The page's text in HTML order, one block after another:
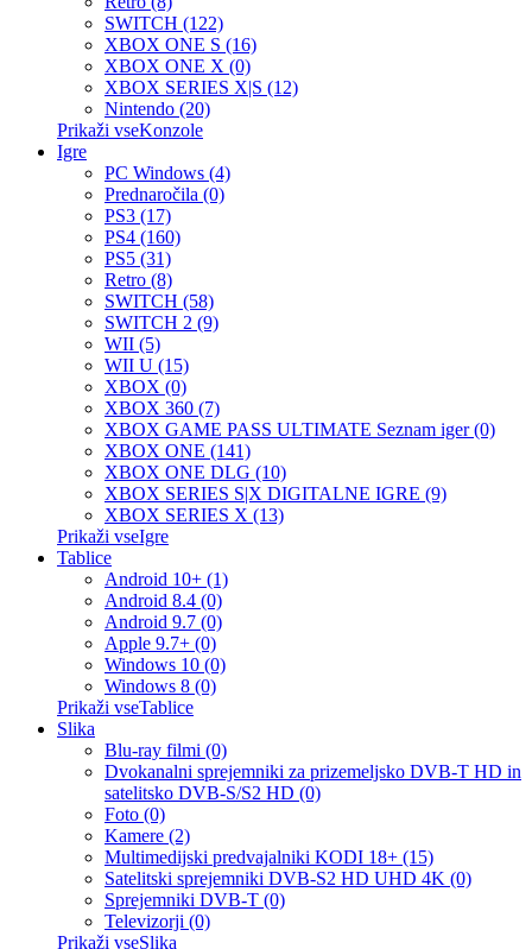
SWITCH (122)
XBOX ONE S (16)
XBOX ONE X (0)
XBOX SERIES X|S (12)
Nintendo (20)
Prikaži vseKonzole
Igre
PC Windows (4)
Prednaročila (0)
PS3 (17)
PS4 (160)
PS5 (31)
Retro (8)
SWITCH (58)
SWITCH 2 (9)
WII (5)
WII U (15)
XBOX (0)
XBOX 360 (7)
XBOX GAME PASS ULTIMATE Seznam iger (0)
XBOX ONE (141)
XBOX ONE DLG (10)
XBOX SERIES S|X DIGITALNE IGRE (9)
XBOX SERIES X (13)
Prikaži vseIgre
Tablice
Android 10+ (1)
Android 8.4 (0)
Android 9.7 (0)
Apple 9.7+ (0)
Windows 10 (0)
Windows 8 (0)
Prikaži vseTablice
Slika
Blu-ray filmi (0)
Dvokanalni sprejemniki za prizemeljsko DVB-T HD in
satelitsko DVB-S/S2 HD (0)
Foto (0)
Kamere (2)
Multimedijski predvajalniki KODI 18+ (15)
Satelitski sprejemniki DVB-S2 HD UHD 4K (0)
Sprejemniki DVB-T (0)
Televizorji (0)
Prikaži vseSlika